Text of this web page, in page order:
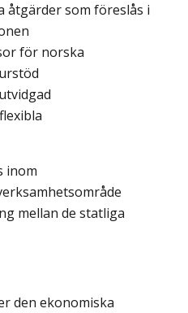
åtgärder som föreslås i
för norska
inom
mellan de statliga
den ekonomiska